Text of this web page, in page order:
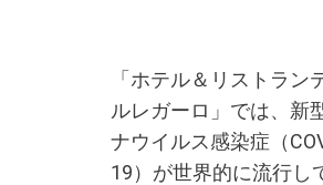
「ホテル＆リストラ
ルレガーロ」では、新
ナウイルス感染症（
19）が世界的に流行し